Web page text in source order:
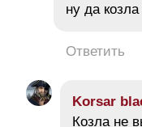
ну да
Ответить
Korsar
Козла не